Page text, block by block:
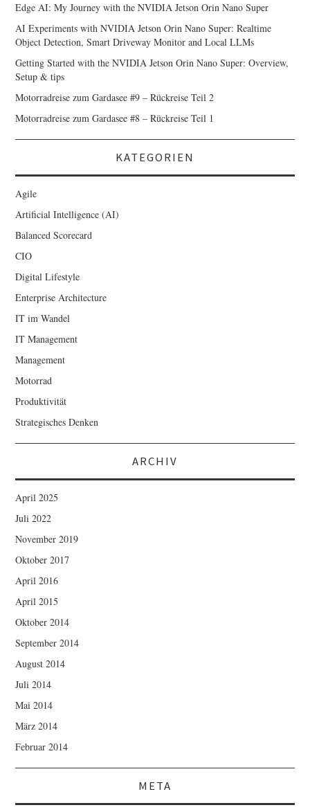
Edge AI: My Journey with the NVIDIA Jetson Orin Nano Super
AI Experiments with NVIDIA Jetson Orin Nano Super: Realtime
Object Detection, Smart Driveway Monitor and Local LLMs
Getting Started with the NVIDIA Jetson Orin Nano Super: Overview,
Setup & tips
Motorradreise zum Gardasee #9 – Rückreise Teil 2
Motorradreise zum Gardasee #8 – Rückreise Teil 1
KATEGORIEN
Agile
Artificial Intelligence (AI)
Balanced Scorecard
CIO
Digital Lifestyle
Enterprise Architecture
IT im Wandel
IT Management
Management
Motorrad
Produktivität
Strategisches Denken
ARCHIV
April 2025
Juli 2022
November 2019
Oktober 2017
April 2016
April 2015
Oktober 2014
September 2014
August 2014
Juli 2014
Mai 2014
März 2014
Februar 2014
META